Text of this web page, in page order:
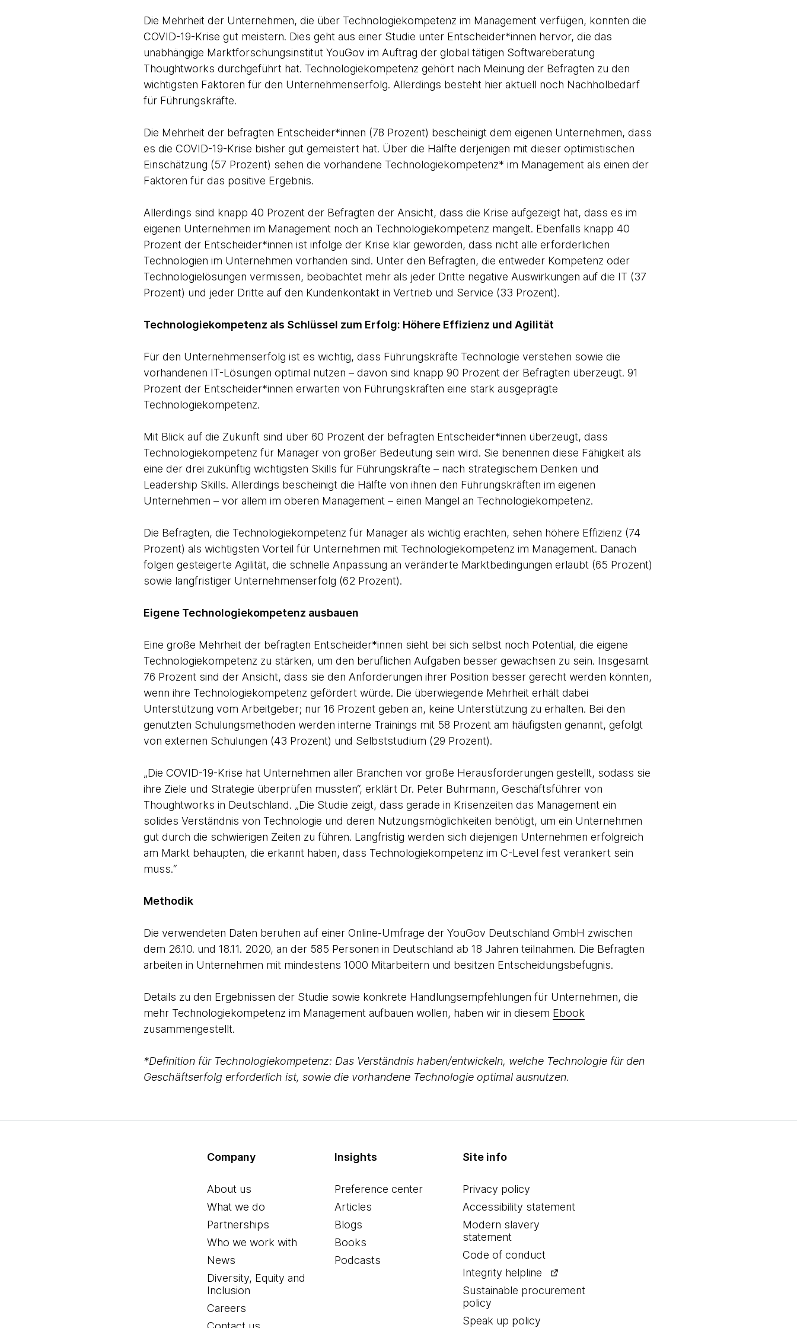
Die Mehrheit der Unternehmen, die über Technologiekompetenz im Management verfügen, konnten die
COVID-19-Krise gut meistern. Dies geht aus einer Studie unter Entscheider*innen hervor, die das
unabhängige Marktforschungsinstitut YouGov im Auftrag der global tätigen Softwareberatung
Thoughtworks durchgeführt hat. Technologiekompetenz gehört nach Meinung der Befragten zu den
wichtigsten Faktoren für den Unternehmenserfolg. Allerdings besteht hier aktuell noch Nachholbedarf
für Führungskräfte.
Die Mehrheit der befragten Entscheider*innen (78 Prozent) bescheinigt dem eigenen Unternehmen, dass
es die COVID-19-Krise bisher gut gemeistert hat. Über die Hälfte derjenigen mit dieser optimistischen
Einschätzung (57 Prozent) sehen die vorhandene Technologiekompetenz* im Management als einen der
Faktoren für das positive Ergebnis.
Allerdings sind knapp 40 Prozent der Befragten der Ansicht, dass die Krise aufgezeigt hat, dass es im
eigenen Unternehmen im Management noch an Technologiekompetenz mangelt. Ebenfalls knapp 40
Prozent der Entscheider*innen ist infolge der Krise klar geworden, dass nicht alle erforderlichen
Technologien im Unternehmen vorhanden sind. Unter den Befragten, die entweder Kompetenz oder
Technologielösungen vermissen, beobachtet mehr als jeder Dritte negative Auswirkungen auf die IT (37
Prozent) und jeder Dritte auf den Kundenkontakt in Vertrieb und Service (33 Prozent).
Technologiekompetenz als Schlüssel zum Erfolg: Höhere Effizienz und Agilität
Für den Unternehmenserfolg ist es wichtig, dass Führungskräfte Technologie verstehen sowie die
vorhandenen IT-Lösungen optimal nutzen – davon sind knapp 90 Prozent der Befragten überzeugt. 91
Prozent der Entscheider*innen erwarten von Führungskräften eine stark ausgeprägte
Technologiekompetenz.
Mit Blick auf die Zukunft sind über 60 Prozent der befragten Entscheider*innen überzeugt, dass
Technologiekompetenz für Manager von großer Bedeutung sein wird. Sie benennen diese Fähigkeit als
eine der drei zukünftig wichtigsten Skills für Führungskräfte – nach strategischem Denken und
Leadership Skills. Allerdings bescheinigt die Hälfte von ihnen den Führungskräften im eigenen
Unternehmen – vor allem im oberen Management – einen Mangel an Technologiekompetenz.
Die Befragten, die Technologiekompetenz für Manager als wichtig erachten, sehen höhere Effizienz (74
Prozent) als wichtigsten Vorteil für Unternehmen mit Technologiekompetenz im Management. Danach
folgen gesteigerte Agilität, die schnelle Anpassung an veränderte Marktbedingungen erlaubt (65 Prozent)
sowie langfristiger Unternehmenserfolg (62 Prozent).
Eigene Technologiekompetenz ausbauen
Eine große Mehrheit der befragten Entscheider*innen sieht bei sich selbst noch Potential, die eigene
Technologiekompetenz zu stärken, um den beruflichen Aufgaben besser gewachsen zu sein. Insgesamt
76 Prozent sind der Ansicht, dass sie den Anforderungen ihrer Position besser gerecht werden könnten,
wenn ihre Technologiekompetenz gefördert würde. Die überwiegende Mehrheit erhält dabei
Unterstützung vom Arbeitgeber; nur 16 Prozent geben an, keine Unterstützung zu erhalten. Bei den
genutzten Schulungsmethoden werden interne Trainings mit 58 Prozent am häufigsten genannt, gefolgt
von externen Schulungen (43 Prozent) und Selbststudium (29 Prozent).
„Die COVID-19-Krise hat Unternehmen aller Branchen vor große Herausforderungen gestellt, sodass sie
ihre Ziele und Strategie überprüfen mussten“, erklärt Dr. Peter Buhrmann, Geschäftsführer von
Thoughtworks in Deutschland. „Die Studie zeigt, dass gerade in Krisenzeiten das Management ein
solides Verständnis von Technologie und deren Nutzungsmöglichkeiten benötigt, um ein Unternehmen
gut durch die schwierigen Zeiten zu führen. Langfristig werden sich diejenigen Unternehmen erfolgreich
am Markt behaupten, die erkannt haben, dass Technologiekompetenz im C-Level fest verankert sein
muss.“
Methodik
Die verwendeten Daten beruhen auf einer Online-Umfrage der YouGov Deutschland GmbH zwischen
dem 26.10. und 18.11. 2020, an der 585 Personen in Deutschland ab 18 Jahren teilnahmen. Die Befragten
arbeiten in Unternehmen mit mindestens 1000 Mitarbeitern und besitzen Entscheidungsbefugnis.
Details zu den Ergebnissen der Studie sowie konkrete Handlungsempfehlungen für Unternehmen, die
mehr Technologiekompetenz im Management aufbauen wollen, haben wir in diesem Ebook
zusammengestellt.
*Definition für Technologiekompetenz: Das Verständnis haben/entwickeln, welche Technologie für den
Geschäftserfolg erforderlich ist, sowie die vorhandene Technologie optimal ausnutzen.
Company
About us
What we do
Partnerships
Who we work with
News
Diversity, Equity and
Inclusion
Careers
Insights
Preference center
Articles
Blogs
Books
Podcasts
Site info
Privacy policy
Accessibility statement
Modern slavery
statement
Code of conduct
Integrity helpline
Sustainable procurement
policy
Speak up policy